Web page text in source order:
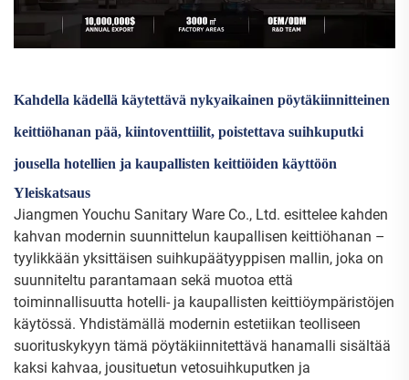
Kahdella kädellä käytettävä nykyaikainen pöytäkiinnitteinen
keittiöhanan pää, kiintoventtiilit, poistettava suihkuputki
jousella hotellien ja kaupallisten keittiöiden käyttöön
Yleiskatsaus
Jiangmen Youchu Sanitary Ware Co., Ltd. esittelee kahden
kahvan modernin suunnittelun kaupallisen keittiöhanan –
tyylikkään yksittäisen suihkupäätyyppisen mallin, joka on
suunniteltu parantamaan sekä muotoa että
toiminnallisuutta hotelli- ja kaupallisten keittiöympäristöjen
käytössä. Yhdistämällä modernin estetiikan teolliseen
suorituskykyyn tämä pöytäkiinnitettävä hanamalli sisältää
kaksi kahvaa, jousituetun vetosuihkuputken ja